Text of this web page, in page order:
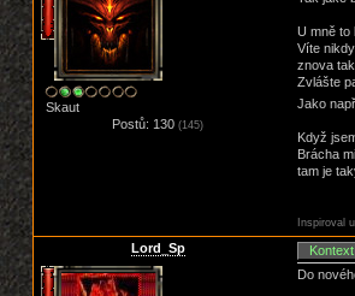
Skaut
Postů: 130(145)
U mně to
Víte
znova
Zvlášte
Jako
Když
Brácha
tam je
Inspiroval
Lord_Sp Kontext
Do